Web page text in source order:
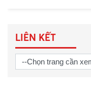
LIÊN KẾT